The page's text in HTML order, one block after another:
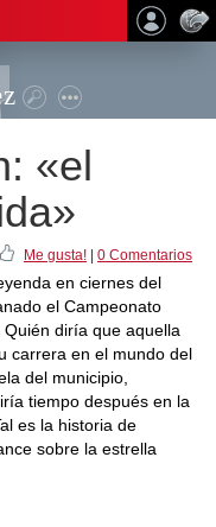
«el
Me gusta! 0 Comentarios
en ciernes del
el Campeonato
diría que aquella
carrera en el mundo del
del municipio,
tiempo después en la
es la historia de
sobre la estrella